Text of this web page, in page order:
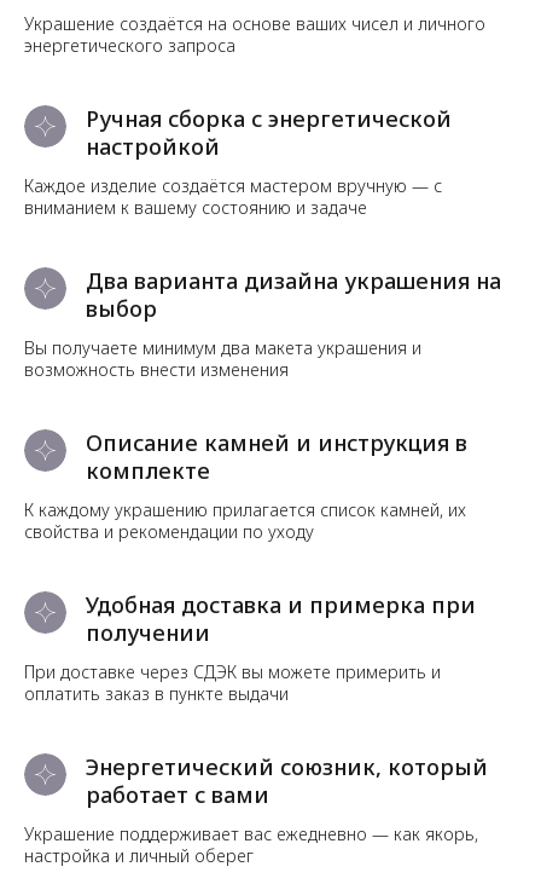
Украшение создаётся на основе ваших чисел и личного
энергетического запроса
Ручная сборка с энергетической
настройкой
Каждое изделие создаётся мастером вручную — с
вниманием к вашему состоянию и задаче
Два варианта дизайна украшения на
выбор
Вы получаете минимум два макета украшения и
возможность внести изменения
Описание камней и инструкция в
комплекте
К каждому украшению прилагается список камней, их
свойства и рекомендации по уходу
Удобная доставка и примерка при
получении
При доставке через СДЭК вы можете примерить и
оплатить заказ в пункте выдачи
Энергетический союзник, который
работает с вами
Украшение поддерживает вас ежедневно — как якорь,
настройка и личный оберег